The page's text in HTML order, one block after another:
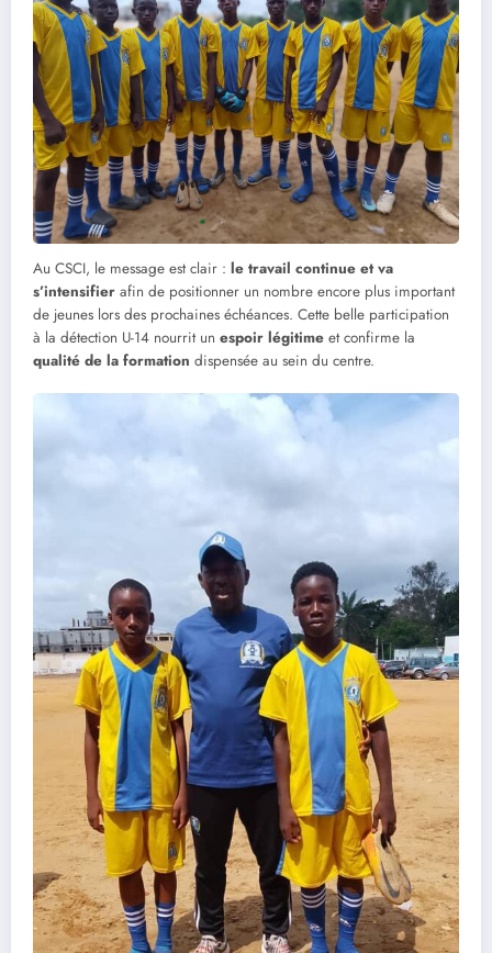
Au CSCI, le message est clair : le travail continue et va
s’intensifier afin de positionner un nombre encore plus important
de jeunes lors des prochaines échéances. Cette belle participation
à la détection U-14 nourrit un espoir légitime et confirme la
qualité de la formation dispensée au sein du centre.